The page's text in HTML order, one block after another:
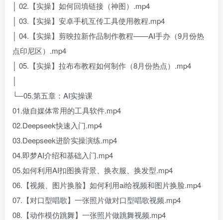
│ 02.【实操】如何回填链接（神图）.mp4
│ 03.【实操】安卓手机互传工具使用教程.mp4
│ 04.【实操】剪映拉新作品制作教程——AI手办（9月份热
点印尼区）.mp4
│ 05.【实操】拉布布教程如何制作（8月份热点）.mp4
└─05.第五章：AI实操课
01.做自媒体常用的工具软件.mp4
02.Deepseek快速入门.mp4
03.Deepseek进阶实操演练.mp4
04.即梦AI介绍和基础入门.mp4
05.如何利用AI扣图换背景、换衣服、换发型.mp4
06.【视频、图片换脸】如何利用ai给视频和图片换脸.mp4
07.【对口型唱歌】一张照片做对口型唱歌视频.mp4
08.【动作模仿跳舞】一张照片做跳舞视频.mp4